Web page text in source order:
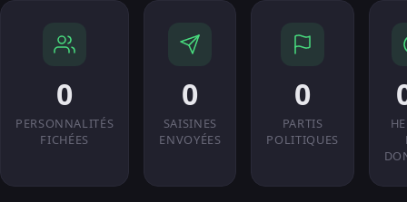
0
PERSONNALITÉS
FICHÉES
0
SAISINES
ENVOYÉES
0
PARTIS
POLITIQUES